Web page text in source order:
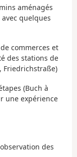
aménagés
quelques
commerces et
des stations de
Friedrichstraße)
(Buch à
une expérience
des